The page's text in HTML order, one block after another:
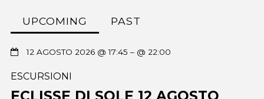
UPCOMING PAST
12 AGOSTO 2026 @ 17:45 – @ 22:00
ESCURSIONI